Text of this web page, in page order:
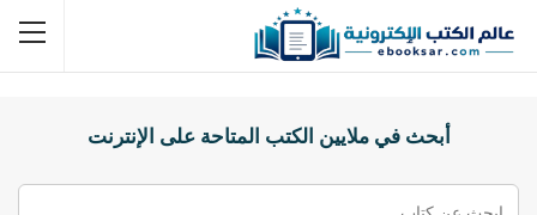
أبحث في ملايين الكتب المتاحة على الإنترنت